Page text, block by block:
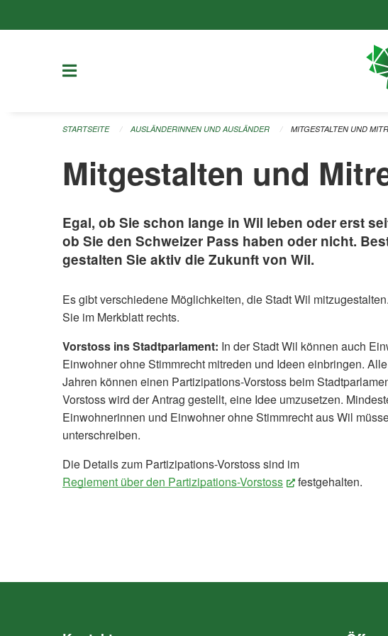
STARTSEITE AUSLÄNDERINNEN UND AUSLÄNDER MITGESTALTEN UND
Mitgestalten und
Egal, ob Sie schon lange in Wil leben oder erst
ob Sie den Schweizer Pass haben oder nicht.
gestalten Sie aktiv die Zukunft von Wil.
Es gibt verschiedene Möglichkeiten, die Stadt Wil
Sie im Merkblatt rechts.
Vorstoss ins Stadtparlament: In der Stadt Wil können auch
Einwohner ohne Stimmrecht mitreden und Ideen einbringen.
Jahren können einen Partizipations-Vorstoss beim
Vorstoss wird der Antrag gestellt, eine Idee umzusetzen.
Einwohnerinnen und Einwohner ohne Stimmrecht aus Wil
unterschreiben.
Die Details zum Partizipations-Vorstoss sind im
Reglement über den Partizipations-Vorstoss
(External Link)
festgehalten.